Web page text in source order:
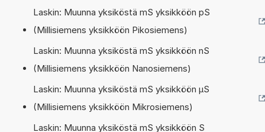
Laskin: Muunna yksiköstä mS yksikköön pS
(Millisiemens yksikköön Pikosiemens)
Laskin: Muunna yksiköstä mS yksikköön nS
(Millisiemens yksikköön Nanosiemens)
Laskin: Muunna yksiköstä mS yksikköön µS
(Millisiemens yksikköön Mikrosiemens)
Laskin: Muunna yksiköstä mS yksikköön S